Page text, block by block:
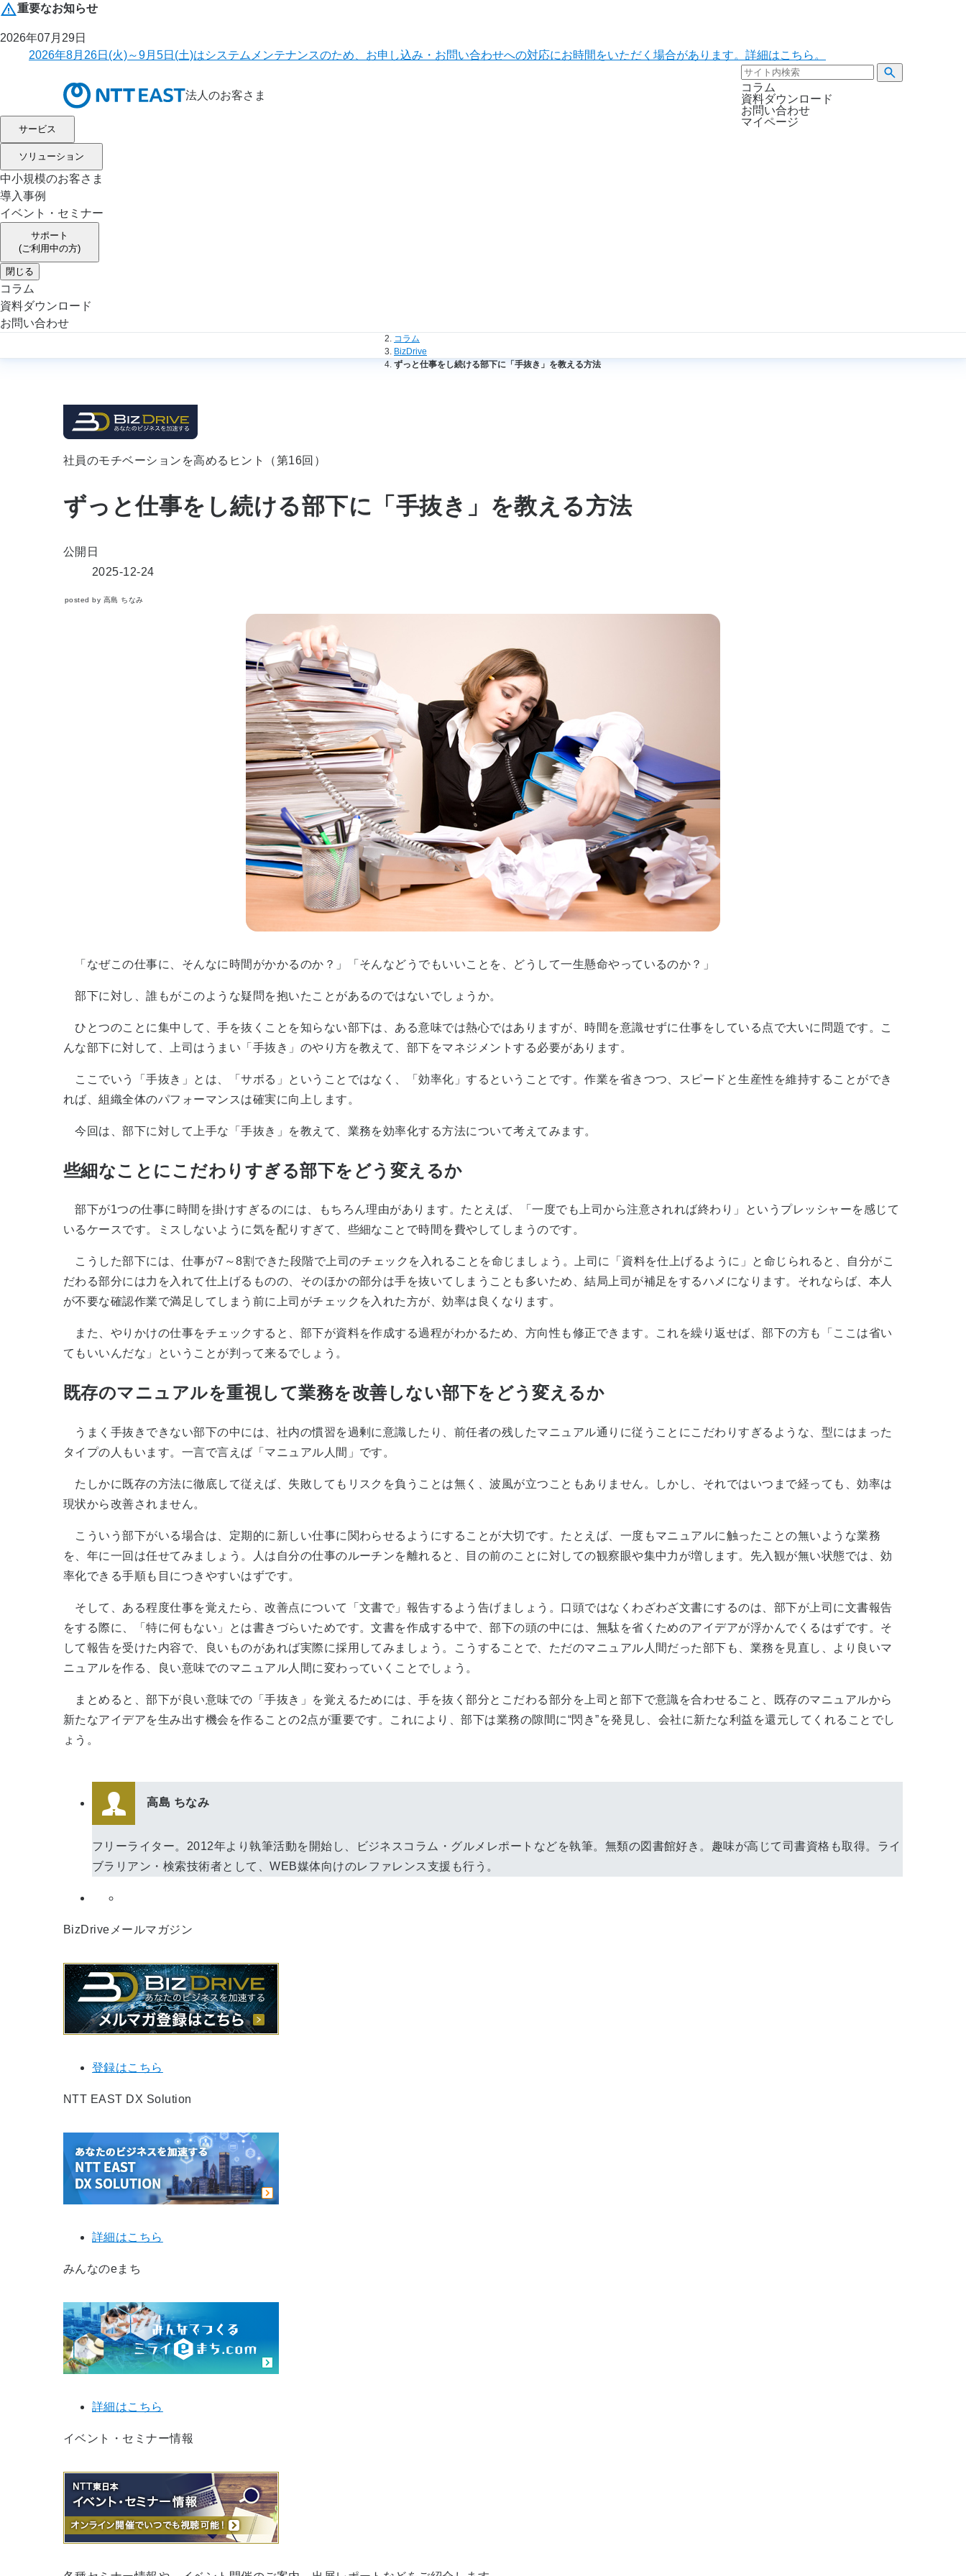
重要なお知らせ
2026年07月29日
2026年8月26日(火)～9月5日(土)はシステムメンテナンスのため、お申し込み・お問い合わせへの対応にお時間をいただく場合があります。詳細はこちら。
法人のお客さま
コラム
資料ダウンロード
お問い合わせ
マイページ
サービス
ソリューション
中小規模のお客さま
導入事例
イベント・セミナー
サポート
(ご利用中の方)
閉じる
コラム
資料ダウンロード
お問い合わせ
コラム
BizDrive
ずっと仕事をし続ける部下に「手抜き」を教える方法
社員のモチベーションを高めるヒント（第16回）
ずっと仕事をし続ける部下に「手抜き」を教える方法
公開日
2025-12-24
posted by 高島 ちなみ
「なぜこの仕事に、そんなに時間がかかるのか？」「そんなどうでもいいことを、どうして一生懸命やっているのか？」
部下に対し、誰もがこのような疑問を抱いたことがあるのではないでしょうか。
ひとつのことに集中して、手を抜くことを知らない部下は、ある意味では熱心ではありますが、時間を意識せずに仕事をしている点で大いに問題です。こ
んな部下に対して、上司はうまい「手抜き」のやり方を教えて、部下をマネジメントする必要があります。
ここでいう「手抜き」とは、「サボる」ということではなく、「効率化」するということです。作業を省きつつ、スピードと生産性を維持することができ
れば、組織全体のパフォーマンスは確実に向上します。
今回は、部下に対して上手な「手抜き」を教えて、業務を効率化する方法について考えてみます。
些細なことにこだわりすぎる部下をどう変えるか
部下が1つの仕事に時間を掛けすぎるのには、もちろん理由があります。たとえば、「一度でも上司から注意されれば終わり」というプレッシャーを感じて
いるケースです。ミスしないように気を配りすぎて、些細なことで時間を費やしてしまうのです。
こうした部下には、仕事が7～8割できた段階で上司のチェックを入れることを命じましょう。上司に「資料を仕上げるように」と命じられると、自分がこ
だわる部分には力を入れて仕上げるものの、そのほかの部分は手を抜いてしまうことも多いため、結局上司が補足をするハメになります。それならば、本人
が不要な確認作業で満足してしまう前に上司がチェックを入れた方が、効率は良くなります。
また、やりかけの仕事をチェックすると、部下が資料を作成する過程がわかるため、方向性も修正できます。これを繰り返せば、部下の方も「ここは省い
てもいいんだな」ということが判って来るでしょう。
既存のマニュアルを重視して業務を改善しない部下をどう変えるか
うまく手抜きできない部下の中には、社内の慣習を過剰に意識したり、前任者の残したマニュアル通りに従うことにこだわりすぎるような、型にはまった
タイプの人もいます。一言で言えば「マニュアル人間」です。
たしかに既存の方法に徹底して従えば、失敗してもリスクを負うことは無く、波風が立つこともありません。しかし、それではいつまで経っても、効率は
現状から改善されません。
こういう部下がいる場合は、定期的に新しい仕事に関わらせるようにすることが大切です。たとえば、一度もマニュアルに触ったことの無いような業務
を、年に一回は任せてみましょう。人は自分の仕事のルーチンを離れると、目の前のことに対しての観察眼や集中力が増します。先入観が無い状態では、効
率化できる手順も目につきやすいはずです。
そして、ある程度仕事を覚えたら、改善点について「文書で」報告するよう告げましょう。口頭ではなくわざわざ文書にするのは、部下が上司に文書報告
をする際に、「特に何もない」とは書きづらいためです。文書を作成する中で、部下の頭の中には、無駄を省くためのアイデアが浮かんでくるはずです。そ
して報告を受けた内容で、良いものがあれば実際に採用してみましょう。こうすることで、ただのマニュアル人間だった部下も、業務を見直し、より良いマ
ニュアルを作る、良い意味でのマニュアル人間に変わっていくことでしょう。
まとめると、部下が良い意味での「手抜き」を覚えるためには、手を抜く部分とこだわる部分を上司と部下で意識を合わせること、既存のマニュアルから
新たなアイデアを生み出す機会を作ることの2点が重要です。これにより、部下は業務の隙間に“閃き”を発見し、会社に新たな利益を還元してくれることでし
ょう。
高島 ちなみ
フリーライター。2012年より執筆活動を開始し、ビジネスコラム・グルメレポートなどを執筆。無類の図書館好き。趣味が高じて司書資格も取得。ライ
ブラリアン・検索技術者として、WEB媒体向けのレファレンス支援も行う。
BizDriveメールマガジン
登録はこちら
NTT EAST DX Solution
詳細はこちら
みんなのeまち
詳細はこちら
イベント・セミナー情報